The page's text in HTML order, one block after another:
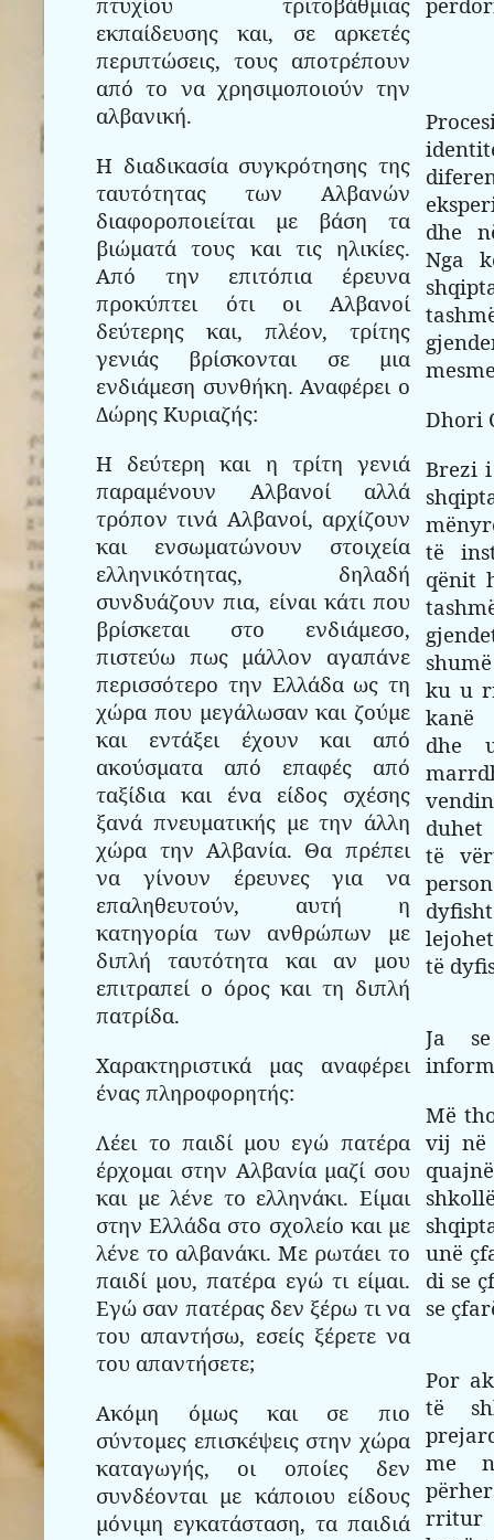
εκπαίδευσης και, σε αρκετές
περιπτώσεις, τους αποτρέπουν
από το να χρησιμοποιούν την
αλβανική.
Η διαδικασία συγκρότησης της
ταυτότητας των Αλβανών
διαφοροποιείται με βάση τα
βιώματά τους και τις ηλικίες.
Από την επιτόπια έρευνα
προκύπτει ότι οι Αλβανοί
δεύτερης και, πλέον, τρίτης
γενιάς βρίσκονται σε μια
ενδιάμεση συνθήκη. Αναφέρει ο
Δώρης Κυριαζής:
Η δεύτερη και η τρίτη γενιά
παραμένουν Αλβανοί αλλά
τρόπον τινά Αλβανοί, αρχίζουν
και ενσωματώνουν στοιχεία
ελληνικότητας, δηλαδή
συνδυάζουν πια, είναι κάτι που
βρίσκεται στο ενδιάμεσο,
πιστεύω πως μάλλον αγαπάνε
περισσότερο την Ελλάδα ως τη
χώρα που μεγάλωσαν και ζούμε
και εντάξει έχουν και από
ακούσματα από επαφές από
ταξίδια και ένα είδος σχέσης
ξανά πνευματικής με την άλλη
χώρα την Αλβανία. Θα πρέπει
να γίνουν έρευνες για να
επαληθευτούν, αυτή η
κατηγορία των ανθρώπων με
διπλή ταυτότητα και αν μου
επιτραπεί ο όρος και τη διπλή
πατρίδα.
Χαρακτηριστικά μας αναφέρει
ένας πληροφορητής:
Λέει το παιδί μου εγώ πατέρα
έρχομαι στην Αλβανία μαζί σου
και με λένε το ελληνάκι. Είμαι
στην Ελλάδα στο σχολείο και με
λένε το αλβανάκι. Με ρωτάει το
παιδί μου, πατέρα εγώ τι είμαι.
Εγώ σαν πατέρας δεν ξέρω τι να
του απαντήσω, εσείς ξέρετε να
του απαντήσετε;
Ακόμη όμως και σε πιο
σύντομες επισκέψεις στην χώρα
καταγωγής, οι οποίες δεν
συνδέονται με κάποιου είδους
μόνιμη εγκατάσταση, τα παιδιά
dhe
Nga
Dhori
Brezi
të
qënit
ku u
kanë
dhe
duhet
të
të
Ja
Më
vij në
unë
di se
se
Por
të
me
rritur